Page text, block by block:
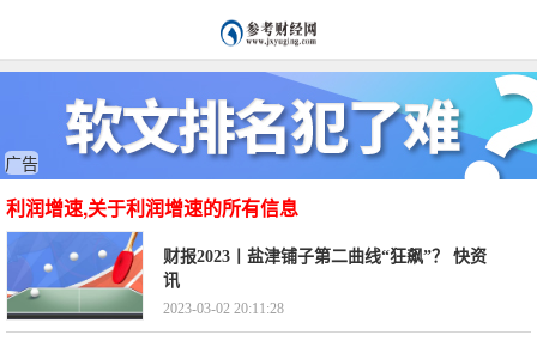
广告
利润增速,关于利润增速的所有信息
财报2023丨盐津铺子第二曲线“狂飙”？ 快资
讯
2023-03-02 20:11:28